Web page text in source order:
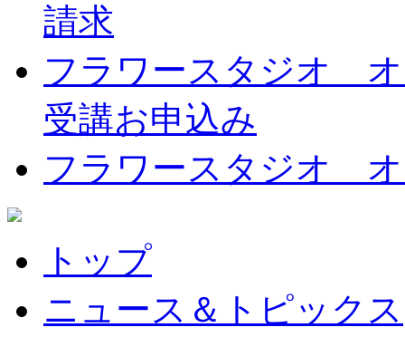
請求
フラワースタジオ
受講お申込み
フラワースタジオ
トップ
ニュース＆トピックス